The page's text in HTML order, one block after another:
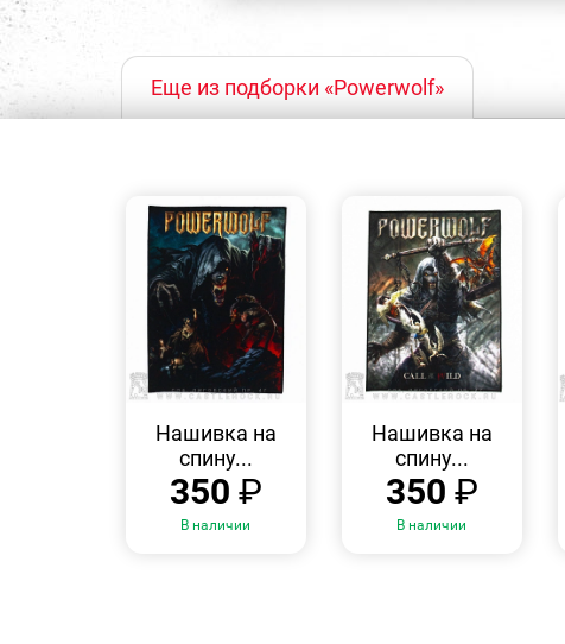
Еще из подборки «Powerwolf»
Нашивка на
спину...
350 ₽
В наличии
Нашивка на
спину...
350 ₽
В наличии